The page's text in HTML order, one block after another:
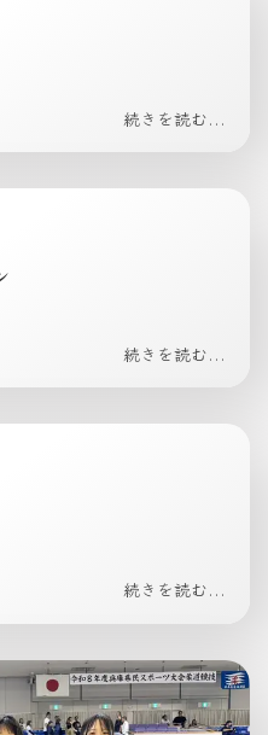
続きを読む...
続きを読む...
続きを読む...